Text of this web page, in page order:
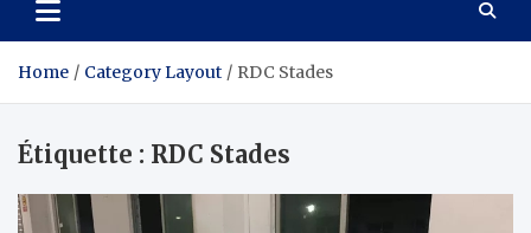
Home Category Layout RDC Stades
Étiquette : RDC Stades